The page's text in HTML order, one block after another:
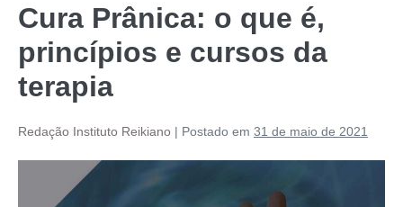
Cura Prânica: o que é,
princípios e cursos da
terapia
Redação Instituto Reikiano | Postado em 31 de maio de 2021